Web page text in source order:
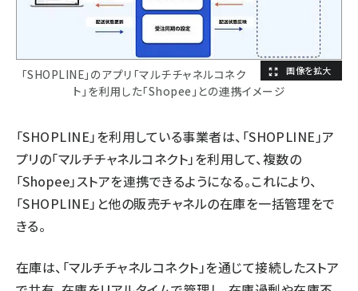
「SHOPLINE」のアプリ「マルチチャネルコネク
ト」を利用した「Shopee」との連携イメージ
「SHOPLINE」を利用している事業者は、「SHOPLINE」ア
プリの「マルチチャネルコネクト」を利用して、複数の
「Shopee」ストアを連携できるようになる。これにより、
「SHOPLINE」と他の販売チャネルの在庫を一括管理をで
きる。
在庫は、「マルチチャネルコネクト」を通じて接続したストア